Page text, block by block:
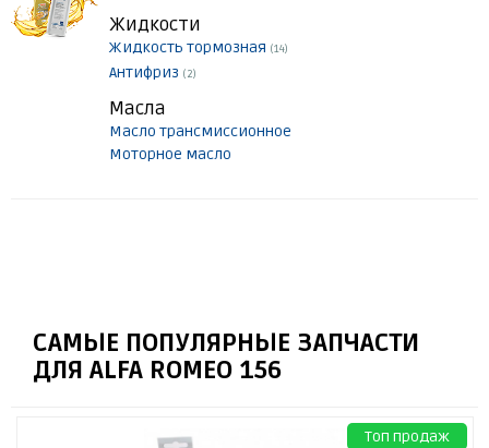
Жидкости
Жидкость тормозная (14)
Антифриз (2)
Масла
Масло трансмиссионное
Моторное масло
САМЫЕ ПОПУЛЯРНЫЕ ЗАПЧАСТИ
ДЛЯ ALFA ROMEO 156
Топ продаж